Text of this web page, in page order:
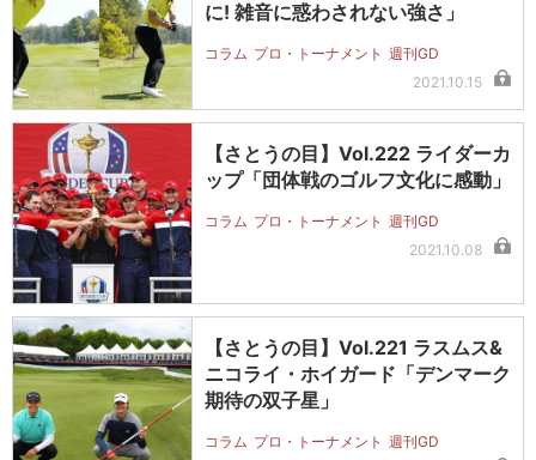
に! 雑音に惑わされない強さ」
コラム プロ・トーナメント 週刊GD
2021.10.15
【さとうの目】Vol.222 ライダーカ
ップ「団体戦のゴルフ文化に感動」
コラム プロ・トーナメント 週刊GD
2021.10.08
【さとうの目】Vol.221 ラスムス&
ニコライ・ホイガード「デンマーク
期待の双子星」
コラム プロ・トーナメント 週刊GD